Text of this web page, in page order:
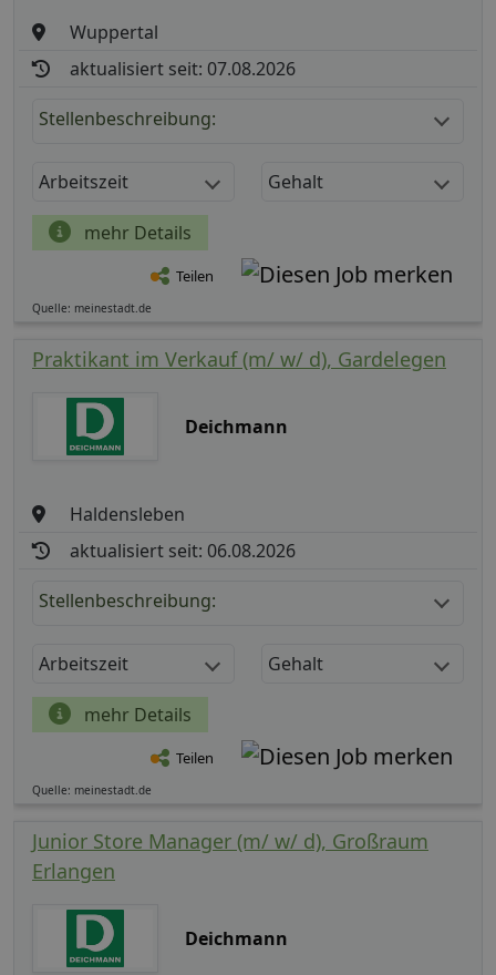
Wuppertal
aktualisiert seit: 07.08.2026
Stellenbeschreibung:
Arbeitszeit Gehalt
mehr Details
Teilen
Quelle: meinestadt.de
Praktikant im Verkauf (m/ w/ d), Gardelegen
Deichmann
Haldensleben
aktualisiert seit: 06.08.2026
Stellenbeschreibung:
Arbeitszeit Gehalt
mehr Details
Teilen
Quelle: meinestadt.de
Junior Store Manager (m/ w/ d), Großraum
Erlangen
Deichmann